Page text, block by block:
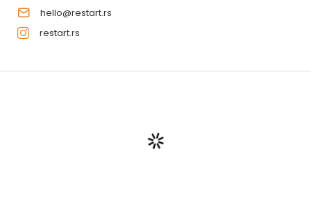
hello@restart.rs
restart.rs